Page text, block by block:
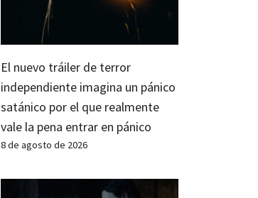
El nuevo tráiler de terror
independiente imagina un pánico
satánico por el que realmente
vale la pena entrar en pánico
8 de agosto de 2026